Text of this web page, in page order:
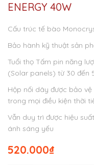
ENERGY 40W
Cấu trúc tế bào
Bảo hành kỹ thuật sản
Tuổi thọ Tấm pin năng
(Solar panels) từ 30 đến
Hộp nối dây được bảo
trong mọi điều kiện thời
Vẫn duy trì được hiệu
ánh sáng yếu
₫
520.000